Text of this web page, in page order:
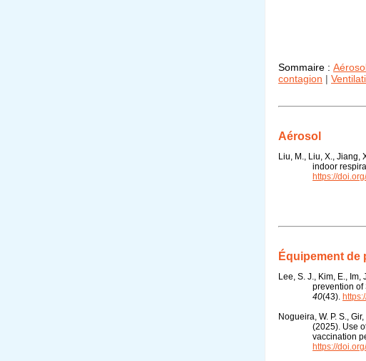
Sommaire :
contagion |
Aérosol
Liu, M., Liu, X., Jiang,
indoor
https://
Équipement
Lee, S. J., Kim, E.,
prevention of
40(43).
Nogueira, W. P. S.,
(2025). Use
vaccination
https://